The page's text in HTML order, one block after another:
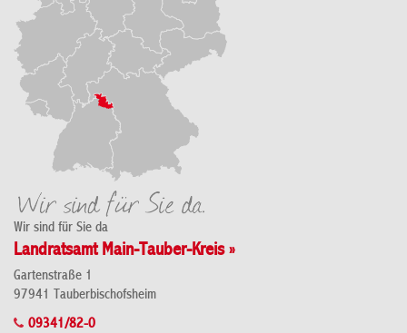
Wir sind für Sie da
Landratsamt Main-Tauber-Kreis »
Gartenstraße 1
97941 Tauberbischofsheim
09341/82-0